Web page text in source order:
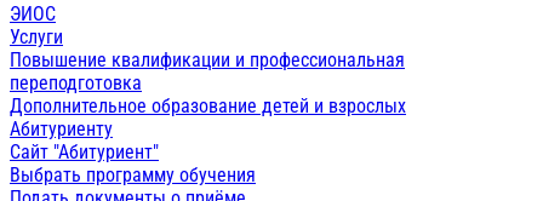
ЭИОС
Услуги
Повышение квалификации и профессиональная
переподготовка
Дополнительное образование детей и взрослых
Абитуриенту
Сайт "Абитуриент"
Выбрать программу обучения